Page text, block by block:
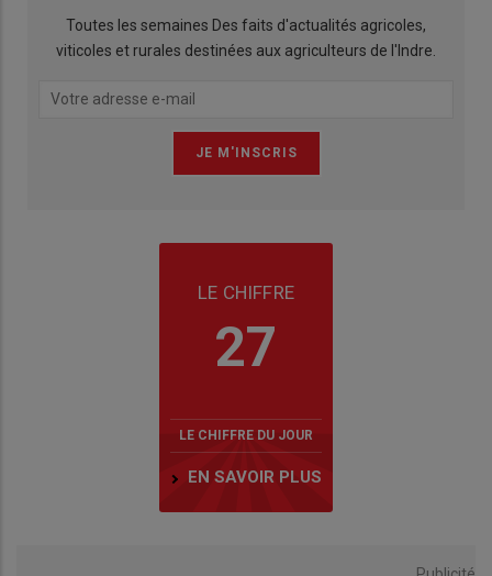
Toutes les semaines Des faits d'actualités agricoles,
viticoles et rurales destinées aux agriculteurs de l'Indre.
LE CHIFFRE
27
LE CHIFFRE DU JOUR
EN SAVOIR PLUS